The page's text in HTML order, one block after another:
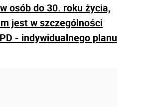
osób do 30. roku życia,
jest w szczególności
- indywidualnego planu